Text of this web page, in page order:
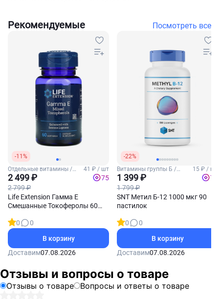
Рекомендуемые Посмотреть все
-11%
Отдельные витамины /
Витамин Е
41 ₽ / шт
2 499 ₽
2 799 ₽
75
Life Extension Гамма Е
Смешанные Токоферолы 60
0
0
В корзину
Доставим07.08.2026
-22%
Витамины группы Б /
Витамин Б12
15 ₽ / шт
1 399 ₽
1 799 ₽
70
SNT Метил Б-12 1000 мкг 90
пастилок
0
0
В корзину
Доставим07.08.2026
Отзывы и вопросы о товаре
Отзывы о товаре
Вопросы и ответы о товаре